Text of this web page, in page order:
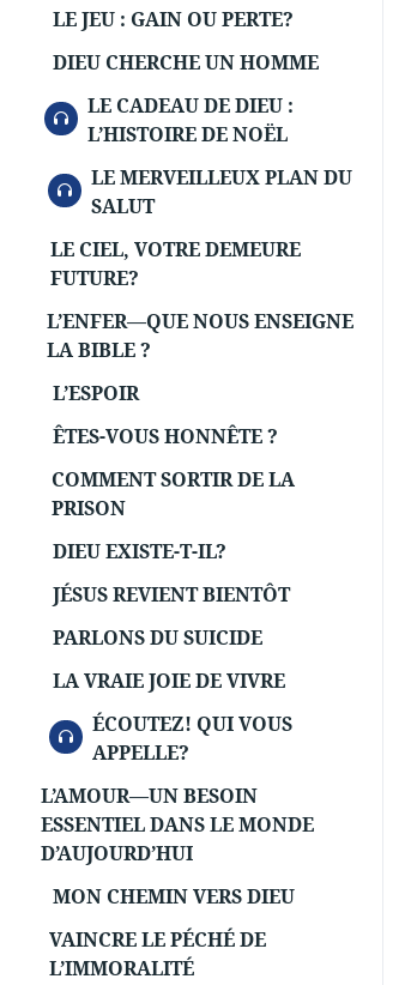
LE JEU : GAIN OU PERTE?
DIEU CHERCHE UN HOMME
AUDIOLE CADEAU DE DIEU :
L’HISTOIRE DE NOËL
AUDIOLE MERVEILLEUX PLAN DU
SALUT
LE CIEL, VOTRE DEMEURE
FUTURE?
L’ENFER—QUE NOUS ENSEIGNE
LA BIBLE ?
L’ESPOIR
ÊTES-VOUS HONNÊTE ?
COMMENT SORTIR DE LA
PRISON
DIEU EXISTE-T-IL?
JÉSUS REVIENT BIENTÔT
PARLONS DU SUICIDE
LA VRAIE JOIE DE VIVRE
AUDIO
ÉCOUTEZ! QUI VOUS
APPELLE?
L’AMOUR—UN BESOIN
ESSENTIEL DANS LE MONDE
D’AUJOURD’HUI
MON CHEMIN VERS DIEU
VAINCRE LE PÉCHÉ DE
L’IMMORALITÉ